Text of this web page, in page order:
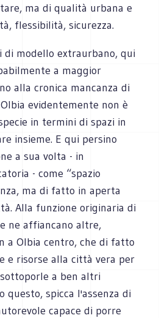
ma di qualità urbana e
flessibilità, sicurezza.
di modello extraurbano, qui
a maggior
alla cronica mancanza di
evidentemente non è
in termini di spazi in
insieme. E qui persino
a sua volta - in
- come “spazio
ma di fatto in aperta
Alla funzione originaria di
ne affiancano altre,
a Olbia centro, che di fatto
e risorse alla città vera per
a ben altri
questo, spicca l'assenza di
capace di porre